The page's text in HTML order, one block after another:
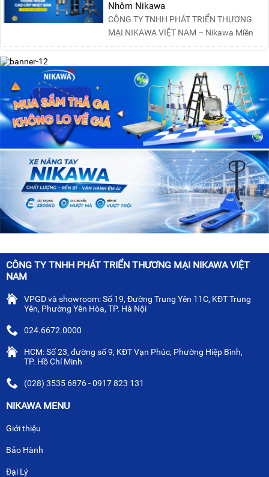
Nhôm Nikawa
CÔNG TY TNHH PHÁT TRIỂN THƯƠNG
MẠI NIKAWA VIỆT NAM – Nikawa Miền
Bắc: Số 19, Đường Trung ....
CÔNG TY TNHH PHÁT TRIỂN THƯƠNG MẠI NIKAWA VIỆT
NAM
VPGD và showroom: Số 19, Đường Trung Yên 11C, KĐT Trung
Yên, Phường Yên Hòa, TP. Hà Nội
024.6672.0000
HCM: Số 23, đường số 9, KĐT Vạn Phúc, Phường Hiệp Bình,
TP. Hồ Chí Minh
(028) 3535 6876 - 0917 823 131
NIKAWA MENU
Giới thiệu
Bảo Hành
Đại Lý